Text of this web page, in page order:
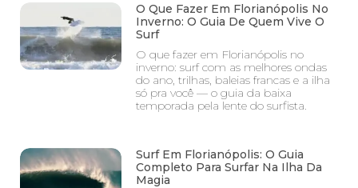
O Que Fazer Em Florianópolis No
Inverno: O Guia De Quem Vive O
Surf
O que fazer em Florianópolis no
inverno: surf com as melhores ondas
do ano, trilhas, baleias francas e a ilha
só pra você — o guia da baixa
temporada pela lente do surfista.
Surf Em Florianópolis: O Guia
Completo Para Surfar Na Ilha Da
Magia